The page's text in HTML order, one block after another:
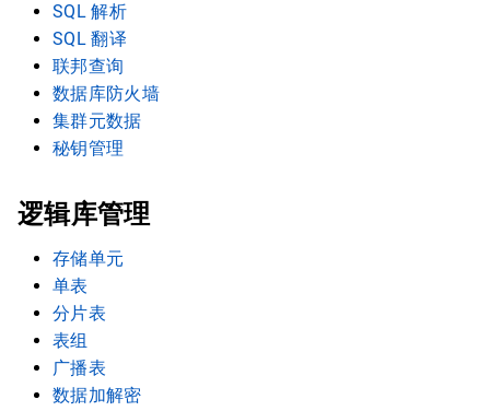
SQL 解析
SQL 翻译
联邦查询
数据库防火墙
集群元数据
秘钥管理
逻辑库管理
存储单元
单表
分片表
表组
广播表
数据加解密